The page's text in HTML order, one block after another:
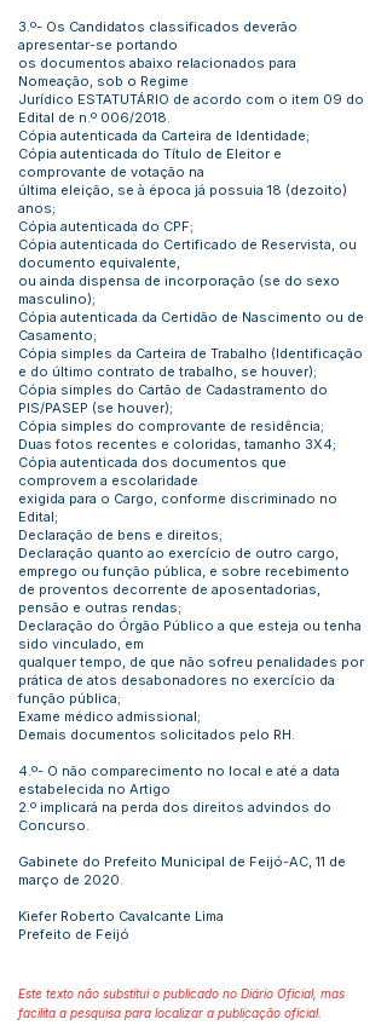
3.º- Os Candidatos classificados deverão
apresentar-se portando
os documentos abaixo relacionados para
Nomeação, sob o Regime
Jurídico ESTATUTÁRIO de acordo com o item 09 do
Edital de n.º 006/2018.
Cópia autenticada da Carteira de Identidade;
Cópia autenticada do Título de Eleitor e
comprovante de votação na
última eleição, se à época já possuia 18 (dezoito)
anos;
Cópia autenticada do CPF;
Cópia autenticada do Certificado de Reservista, ou
documento equivalente,
ou ainda dispensa de incorporação (se do sexo
masculino);
Cópia autenticada da Certidão de Nascimento ou de
Casamento;
Cópia simples da Carteira de Trabalho (Identificação
e do último contrato de trabalho, se houver);
Cópia simples do Cartão de Cadastramento do
PIS/PASEP (se houver);
Cópia simples do comprovante de residência;
Duas fotos recentes e coloridas, tamanho 3X4;
Cópia autenticada dos documentos que
comprovem a escolaridade
exigida para o Cargo, conforme discriminado no
Edital;
Declaração de bens e direitos;
Declaração quanto ao exercício de outro cargo,
emprego ou função pública, e sobre recebimento
de proventos decorrente de aposentadorias,
pensão e outras rendas;
Declaração do Órgão Público a que esteja ou tenha
sido vinculado, em
qualquer tempo, de que não sofreu penalidades por
prática de atos desabonadores no exercício da
função pública;
Exame médico admissional;
Demais documentos solicitados pelo RH.
4.º- O não comparecimento no local e até a data
estabelecida no Artigo
2.º implicará na perda dos direitos advindos do
Concurso.
Gabinete do Prefeito Municipal de Feijó-AC, 11 de
março de 2020.
Kiefer Roberto Cavalcante Lima
Prefeito de Feijó
Este texto não substitui o publicado no Diário Oficial, mas
facilita a pesquisa para localizar a publicação oficial.